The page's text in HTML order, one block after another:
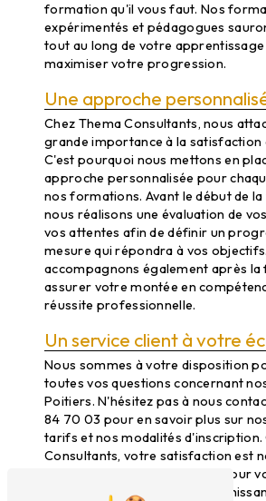
formation qu'il vous faut. Nos
expérimentés et pédagogues
tout au long de votre
maximiser votre progression.
Une approche
Chez Thema Consultants, nous
grande importance à la satisfaction
C'est pourquoi nous mettons en
approche personnalisée pour
nos formations. Avant le début de
nous réalisons une évaluation de
vos attentes afin de définir un
mesure qui répondra à vos
accompagnons également après
assurer votre montée en
réussite professionnelle.
Un service client à votre
Nous sommes à votre disposition
toutes vos questions concernant
Poitiers. N'hésitez pas à nous
84 70 03 pour en savoir plus sur
tarifs et nos modalités d'inscription.
Consultants, votre satisfaction est
nous mettons tout en œuvre pour
expérience de formation